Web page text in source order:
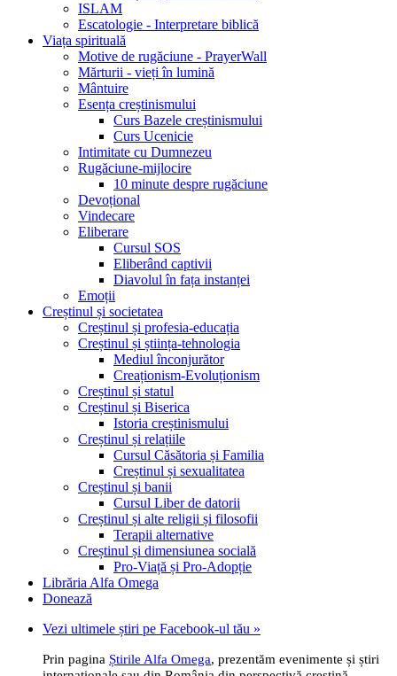
ISLAM
Escatologie - Interpretare biblică
Viața spirituală
Motive de rugăciune - PrayerWall
Mărturii - vieți în lumină
Mântuire
Esența creștinismului
Curs Bazele creștinismului
Curs Ucenicie
Intimitate cu Dumnezeu
Rugăciune-mijlocire
10 minute despre rugăciune
Devoțional
Vindecare
Eliberare
Cursul SOS
Eliberând captivii
Diavolul în fața instanței
Emoții
Creștinul și societatea
Creștinul și profesia-educația
Creștinul și știința-tehnologia
Mediul înconjurător
Creaționism-Evoluționism
Creștinul și statul
Creștinul și Biserica
Istoria creștinismului
Creștinul și relațiile
Cursul Căsătoria și Familia
Creștinul și sexualitatea
Creștinul și banii
Cursul Liber de datorii
Creștinul și alte religii și filosofii
Terapii alternative
Creștinul și dimensiunea socială
Pro-Viață și Pro-Adopție
Librăria Alfa Omega
Donează
Vezi ultimele știri pe Facebook-ul tău »
Prin pagina Știrile Alfa Omega, prezentăm evenimente și știri